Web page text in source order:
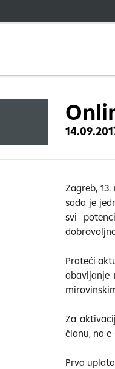
Zagreb,
sada je
svi
Prateći
obavljanje
Za
članu, na
Prva